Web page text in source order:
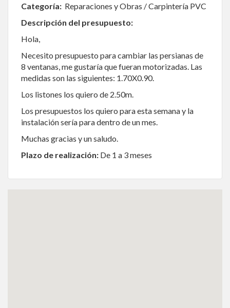
Categoría: Reparaciones y Obras / Carpintería PVC
Descripción del presupuesto:
Hola,
Necesito presupuesto para cambiar las persianas de
8 ventanas, me gustaría que fueran motorizadas. Las
medidas son las siguientes: 1.70X0.90.
Los listones los quiero de 2.50m.
Los presupuestos los quiero para esta semana y la
instalación sería para dentro de un mes.
Muchas gracias y un saludo.
Plazo de realización: De 1 a 3 meses